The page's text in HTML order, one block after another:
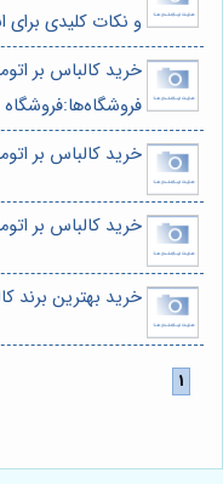
و نکات کلیدی برای
خرید کالباس بر
خرید کالباس بر
خرید کالباس بر
خرید بهترین برند